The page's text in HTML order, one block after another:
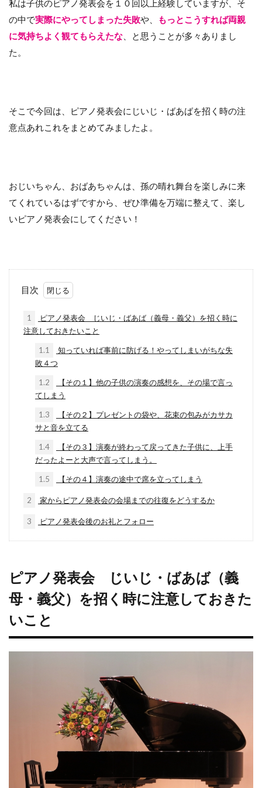
私は子供のピアノ発表会を１０回以上経験していますが、そ
の中で実際にやってしまった失敗や、
もっとこうすれば両親
に気持ちよく観てもらえたな 、と思うことが多々ありまし
た。
そこで今回は、ピアノ発表会にじいじ・ばあばを招く時の注
意点あれこれをまとめてみましたよ。
おじいちゃん、おばあちゃんは、孫の晴れ舞台を楽しみに来
てくれているはずですから、ぜひ準備を万端に整えて、楽し
いピアノ発表会にしてください！
目次
1
ピアノ発表会 じいじ・ばあば（義母・義父）を招く時に
注意しておきたいこと
1.1
知っていれば事前に防げる！やってしまいがちな失
敗４つ
1.2
【その１】他の子供の演奏の感想を、その場で言っ
てしまう
1.3
【その２】プレゼントの袋や、花束の包みがカサカ
サと音を立てる
1.4
【その３】演奏が終わって戻ってきた子供に、上手
だったよーと大声で言ってしまう。
1.5 【その４】演奏の途中で席を立ってしまう
2 家からピアノ発表会の会場までの往復をどうするか
3 ピアノ発表会後のお礼とフォロー
ピアノ発表会 じいじ・ばあば（義
母・義父）を招く時に注意しておきた
いこと